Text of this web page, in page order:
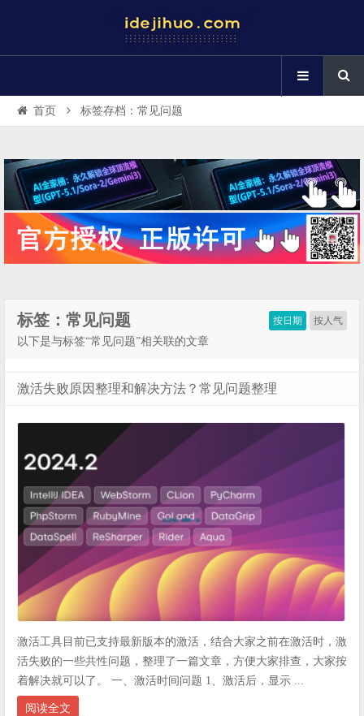
首页 标签存档：常见问题
按日期 按人气
标签：常见问题
以下是与标签“常见问题”相关联的文章
激活失败原因整理和解决方法？常见问题整理
激活工具目前已支持最新版本的激活，结合大家之前在激活时，激
活失败的一些共性问题，整理了一篇文章，方便大家排查，大家按
着解决就可以了。 一、激活时间问题 1、激活后，显示 ...
阅读全文